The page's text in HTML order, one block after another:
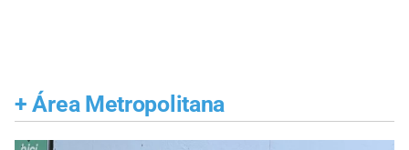
+ Área Metropolitana